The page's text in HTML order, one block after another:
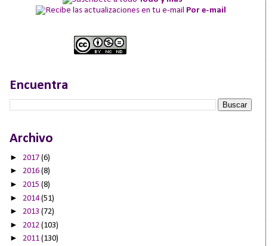
Por e-mail
Encuentra
Archivo
► 2017 (6)
► 2016 (8)
► 2015 (8)
► 2014(51)
► 2013 (72)
► 2012 (103)
► 2011 (130)